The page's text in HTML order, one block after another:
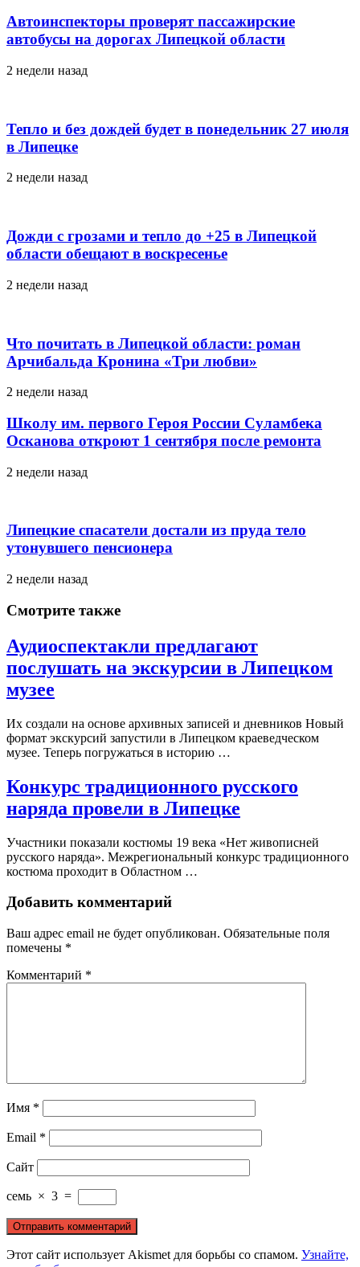
Автоинспекторы проверят пассажирские
автобусы на дорогах Липецкой области
2 недели назад
Тепло и без дождей будет в понедельник 27 июля
в Липецке
2 недели назад
Дожди с грозами и тепло до +25 в Липецкой
области обещают в воскресенье
2 недели назад
Что почитать в Липецкой области: роман
Арчибальда Кронина «Три любви»
2 недели назад
Школу им. первого Героя России Суламбека
Осканова откроют 1 сентября после ремонта
2 недели назад
Липецкие спасатели достали из пруда тело
утонувшего пенсионера
2 недели назад
Смотрите также
Аудиоспектакли предлагают
послушать на экскурсии в Липецком
музее
Их создали на основе архивных записей и дневников Новый
формат экскурсий запустили в Липецком краеведческом
музее. Теперь погружаться в историю …
Конкурс традиционного русского
наряда провели в Липецке
Участники показали костюмы 19 века «Нет живописней
русского наряда». Межрегиональный конкурс традиционного
костюма проходит в Областном …
Добавить комментарий
Ваш адрес email не будет опубликован. Обязательные поля
помечены *
Комментарий *
Имя *
Email *
Сайт
семь × 3 =
Этот сайт использует Akismet для борьбы со спамом. Узнайте,